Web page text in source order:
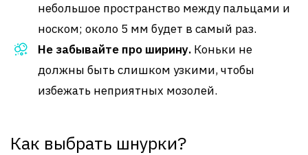
небольшое пространство между пальцами и
носком; около 5 мм будет в самый раз.
Не забывайте про ширину. Коньки не
должны быть слишком узкими, чтобы
избежать неприятных мозолей.
Как выбрать шнурки?